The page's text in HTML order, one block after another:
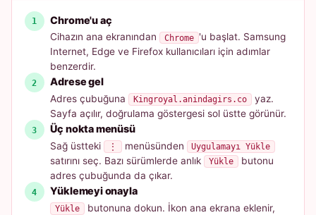
Chrome'u aç
Cihazın ana ekranından Chrome 'u başlat. Samsung
Internet, Edge ve Firefox kullanıcıları için adımlar
benzerdir.
Adrese gel
Adres çubuğuna Kingroyal.anindagirs.co
yaz.
Sayfa açılır, doğrulama göstergesi sol üstte görünür.
Üç nokta menüsü
Sağ üstteki ⋮ menüsünden Uygulamayı Yükle
satırını seç. Bazı sürümlerde anlık Yükle
butonu
adres çubuğunda da çıkar.
Yüklemeyi onayla
Yükle
butonuna dokun. İkon ana ekrana eklenir,